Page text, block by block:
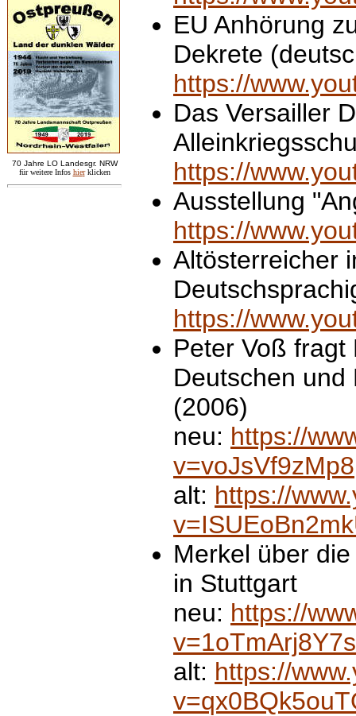
70 Jahre LO Landesgr. NRW
für weitere Infos hier klicken
EU Anhörung
Dekrete
https://
Das Versailler
https://
Ausstellung
https://
Altösterreicher
https://
Peter Voß fragt
Deutschen und
(2006)
neu: https://
v=voJsVf9zMp8
alt: https://
Merkel über
in Stuttgart
neu: https://
v=1oTmArj8Y7s
alt: https://